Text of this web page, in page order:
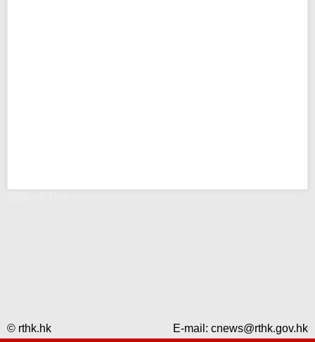
© rthk.hk E-mail: cnews@rthk.gov.hk